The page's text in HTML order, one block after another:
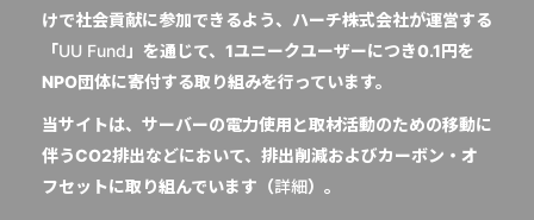
けで社会貢献に参加できるよう、ハーチ株式会社が運営する
「UU Fund 」を通じて、1ユニークユーザーにつき0.1円を
NPO団体に寄付する取り組みを行っています。
当サイトは、サーバーの電力使用と取材活動のための移動に
伴うCO2排出などにおいて、排出削減およびカーボン・オ
フセットに取り組んでいます（詳細）。